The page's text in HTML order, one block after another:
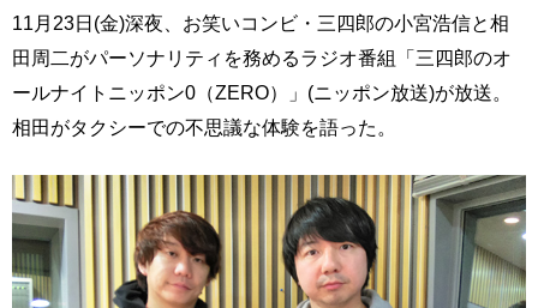
11月23日(金)深夜、お笑いコンビ・三四郎の小宮浩信と相
田周二がパーソナリティを務めるラジオ番組「三四郎のオ
ールナイトニッポン0（ZERO）」(ニッポン放送)が放送。
相田がタクシーでの不思議な体験を語った。